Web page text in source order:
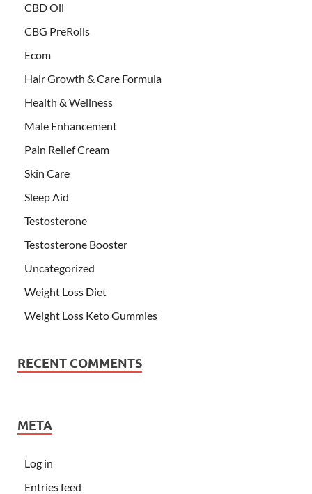
CBD Oil
CBG PreRolls
Ecom
Hair Growth & Care Formula
Health & Wellness
Male Enhancement
Pain Relief Cream
Skin Care
Sleep Aid
Testosterone
Testosterone Booster
Uncategorized
Weight Loss Diet
Weight Loss Keto Gummies
RECENT COMMENTS
META
Log in
Entries feed